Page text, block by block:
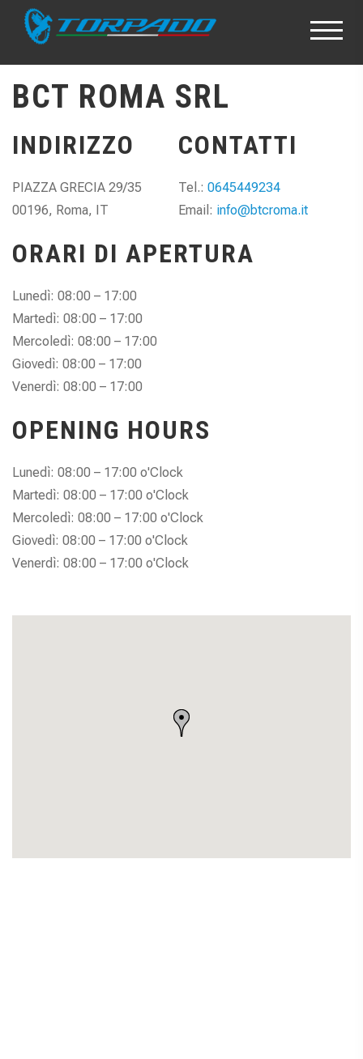
BCT ROMA SRL
INDIRIZZO
PIAZZA GRECIA 29/35
00196, Roma, IT
CONTATTI
Tel.: 0645449234
Email: info@btcroma.it
ORARI DI APERTURA
Lunedì: 08:00 – 17:00
Martedì: 08:00 – 17:00
Mercoledì: 08:00 – 17:00
Giovedì: 08:00 – 17:00
Venerdì: 08:00 – 17:00
OPENING HOURS
Lunedì: 08:00 – 17:00 o'Clock
Martedì: 08:00 – 17:00 o'Clock
Mercoledì: 08:00 – 17:00 o'Clock
Giovedì: 08:00 – 17:00 o'Clock
Venerdì: 08:00 – 17:00 o'Clock